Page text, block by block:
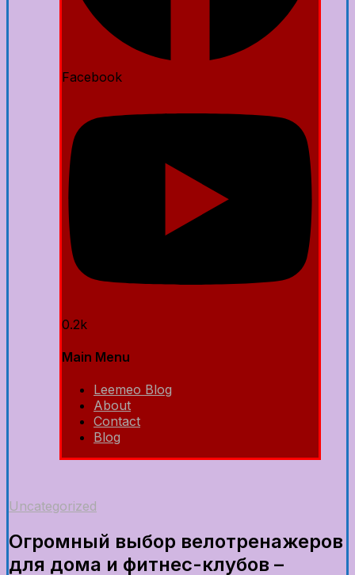
Facebook
0.2k
Main Menu
Leemeo Blog
About
Contact
Blog
Uncategorized
Огромный выбор велотренажеров
для дома и фитнес-клубов –